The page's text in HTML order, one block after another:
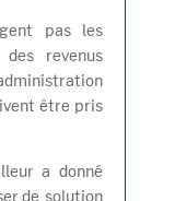
pas les
revenus
être pris
a donné
de solution